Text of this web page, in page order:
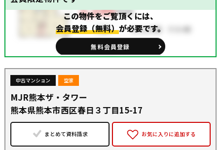
この物件をご覧頂くには、
会員登録（無料）が必要です。
無料会員登録
中古マンション 空家
MJR熊本ザ・タワー
熊本県熊本市西区春日３丁目15-17
まとめて資料請求 お気に入りに追加する